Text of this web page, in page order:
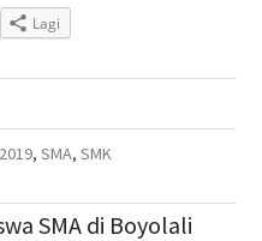
Lagi
, SMA, SMK
SMA di Boyolali